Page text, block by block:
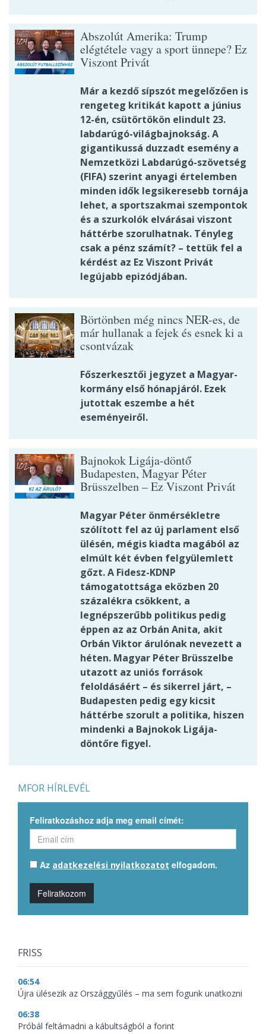
Abszolút Amerika: Trump
elégtétele vagy a sport ünnepe? Ez
Viszont Privát
Már a kezdő sípszót megelőzően is
rengeteg kritikát kapott a június
12-én, csütörtökön elindult 23.
labdarúgó-világbajnokság. A
gigantikussá duzzadt esemény a
Nemzetközi Labdarúgó-szövetség
(FIFA) szerint anyagi értelemben
minden idők legsikeresebb tornája
lehet, a sportszakmai szempontok
és a szurkolók elvárásai viszont
háttérbe szorulhatnak. Tényleg
csak a pénz számít? – tettük fel a
kérdést az Ez Viszont Privát
legújabb epizódjában.
Börtönben még nincs NER-es, de
már hullanak a fejek és esnek ki a
csontvázak
Főszerkesztői jegyzet a Magyar-
kormány első hónapjáról. Ezek
jutottak eszembe a hét
eseményeiről.
Bajnokok Ligája-döntő
Budapesten, Magyar Péter
Brüsszelben – Ez Viszont Privát
Magyar Péter önmérsékletre
szólított fel az új parlament első
ülésén, mégis kiadta magából az
elmúlt két évben felgyülemlett
gőzt. A Fidesz-KDNP
támogatottsága eközben 20
százalékra csökkent, a
legnépszerűbb politikus pedig
éppen az az Orbán Anita, akit
Orbán Viktor árulónak nevezett a
héten. Magyar Péter Brüsszelbe
utazott az uniós források
feloldásáért – és sikerrel járt, –
Budapesten pedig egy kicsit
háttérbe szorult a politika, hiszen
mindenki a Bajnokok Ligája-
döntőre figyel.
MFOR HÍRLEVÉL
Feliratkozáshoz adja meg email címét:
Az adatkezelési nyilatkozatot elfogadom.
Feliratkozom
FRISS
06:54
Újra ülésezik az Országgyűlés – ma sem fogunk unatkozni
06:38
Próbál feltámadni a kábultságból a forint